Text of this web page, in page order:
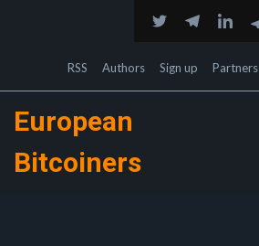
RSS Authors Sign up Partners
European
Bitcoiners